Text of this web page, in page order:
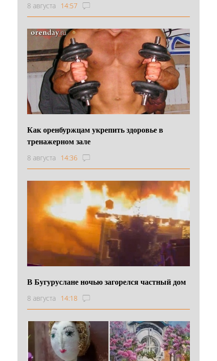
8 августа 14:57
Как оренбуржцам укрепить здоровье в
тренажерном зале
8 августа 14:36
В Бугуруслане ночью загорелся частный дом
8 августа 14:18